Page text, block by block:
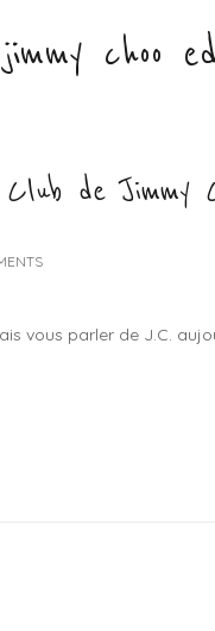
jimmy choo
Club de
vous parler de J.C.